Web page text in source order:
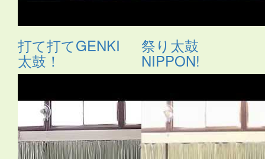
頭・鳴子・鳶口（とびぐち）・
打て打てGENKI
太鼓！
祭り太鼓
NIPPON!